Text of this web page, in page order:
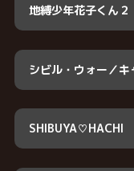
地縛少年花子くん２
シビル・ウォー／
SHIBUYA♡HACHI